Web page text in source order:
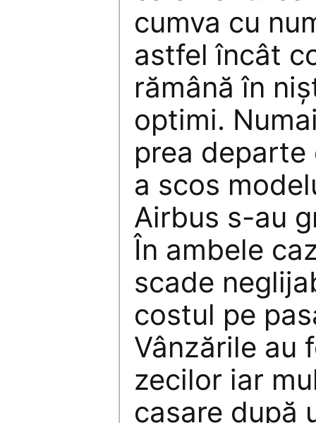
cumva cu
astfel încât
rămână în
optimi.
prea
a scos
Airbus s-au
În ambele
scade
costul pe
Vânzările au
zecilor iar
casare după